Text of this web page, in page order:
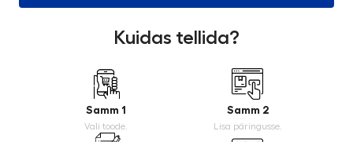
Kuidas tellida?
Samm 1
Vali toode.
Samm 2
Lisa päringusse.